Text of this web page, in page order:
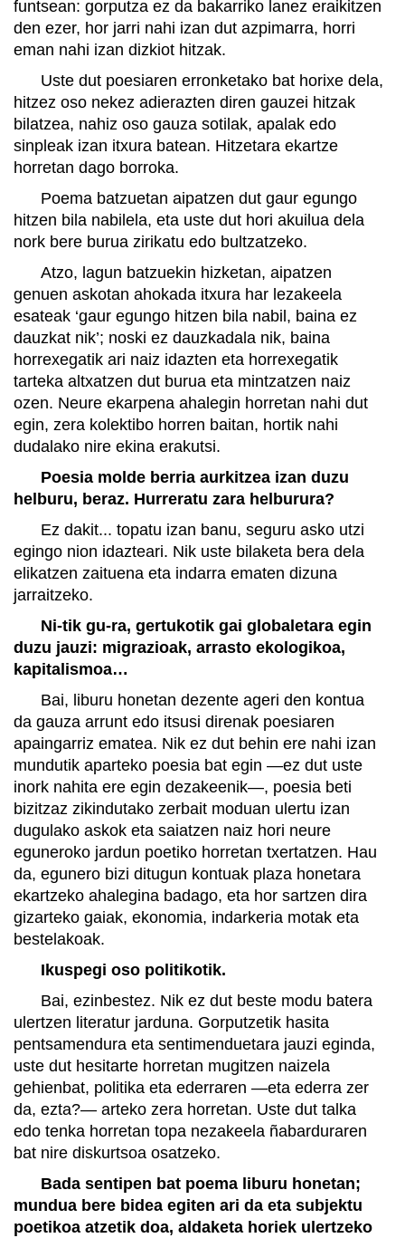
funtsean: gorputza ez da bakarriko lanez eraikitzen
den ezer, hor jarri nahi izan dut azpimarra, horri
eman nahi izan dizkiot hitzak.
Uste dut poesiaren erronketako bat horixe dela,
hitzez oso nekez adierazten diren gauzei hitzak
bilatzea, nahiz oso gauza sotilak, apalak edo
sinpleak izan itxura batean. Hitzetara ekartze
horretan dago borroka.
Poema batzuetan aipatzen dut gaur egungo
hitzen bila nabilela, eta uste dut hori akuilua dela
nork bere burua zirikatu edo bultzatzeko.
Atzo, lagun batzuekin hizketan, aipatzen
genuen askotan ahokada itxura har lezakeela
esateak ‘gaur egungo hitzen bila nabil, baina ez
dauzkat nik’; noski ez dauzkadala nik, baina
horrexegatik ari naiz idazten eta horrexegatik
tarteka altxatzen dut burua eta mintzatzen naiz
ozen. Neure ekarpena ahalegin horretan nahi dut
egin, zera kolektibo horren baitan, hortik nahi
dudalako nire ekina erakutsi.
Poesia molde berria aurkitzea izan duzu
helburu, beraz. Hurreratu zara helburura?
Ez dakit... topatu izan banu, seguru asko utzi
egingo nion idazteari. Nik uste bilaketa bera dela
elikatzen zaituena eta indarra ematen dizuna
jarraitzeko.
Ni-tik gu-ra, gertukotik gai globaletara egin
duzu jauzi: migrazioak, arrasto ekologikoa,
kapitalismoa…
Bai, liburu honetan dezente ageri den kontua
da gauza arrunt edo itsusi direnak poesiaren
apaingarriz ematea. Nik ez dut behin ere nahi izan
mundutik aparteko poesia bat egin —ez dut uste
inork nahita ere egin dezakeenik—, poesia beti
bizitzaz zikindutako zerbait moduan ulertu izan
dugulako askok eta saiatzen naiz hori neure
eguneroko jardun poetiko horretan txertatzen. Hau
da, egunero bizi ditugun kontuak plaza honetara
ekartzeko ahalegina badago, eta hor sartzen dira
gizarteko gaiak, ekonomia, indarkeria motak eta
bestelakoak.
Ikuspegi oso politikotik.
Bai, ezinbestez. Nik ez dut beste modu batera
ulertzen literatur jarduna. Gorputzetik hasita
pentsamendura eta sentimenduetara jauzi eginda,
uste dut hesitarte horretan mugitzen naizela
gehienbat, politika eta ederraren —eta ederra zer
da, ezta?— arteko zera horretan. Uste dut talka
edo tenka horretan topa nezakeela ñabarduraren
bat nire diskurtsoa osatzeko.
Bada sentipen bat poema liburu honetan;
mundua bere bidea egiten ari da eta subjektu
poetikoa atzetik doa, aldaketa horiek ulertzeko